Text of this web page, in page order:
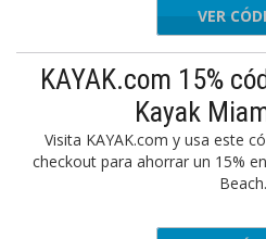
VER
KAYAK.com 15%
Kayak
Visita KAYAK.com y usa este
checkout para ahorrar un 15%
Beach.